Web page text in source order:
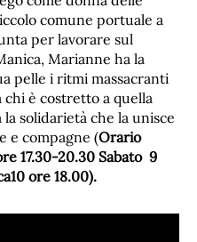
comune portuale a
per lavorare sul
Marianne ha la
pelle i ritmi massacranti
è costretto a quella
solidarietà che la unisce
e compagne (Orario
17.30-20.30 Sabato 9
ore 18.00).